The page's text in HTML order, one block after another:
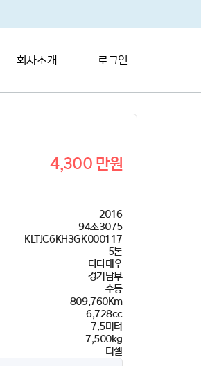
회사소개 로그인
4,300 만원
2016
94소3075
KLTJC6KH3GK000117
5톤
타타대우
경기남부
수동
809,760Km
6,728cc
7.5미터
7,500kg
디젤